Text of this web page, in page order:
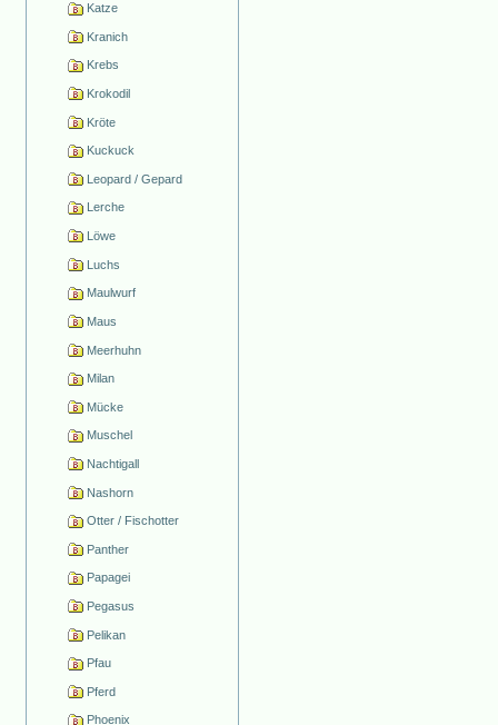
Katze
Kranich
Krebs
Krokodil
Kröte
Kuckuck
Leopard / Gepard
Lerche
Löwe
Luchs
Maulwurf
Maus
Meerhuhn
Milan
Mücke
Muschel
Nachtigall
Nashorn
Otter / Fischotter
Panther
Papagei
Pegasus
Pelikan
Pfau
Pferd
Phoenix